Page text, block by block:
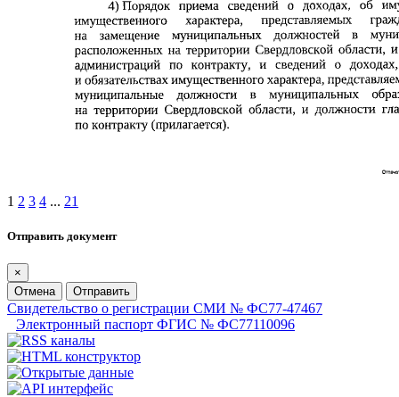
1 2 3 4 ... 21
Отправить документ
×
Отмена
Отправить
Свидетельство о регистрации СМИ № ФС77-47467
Электронный паспорт ФГИС № ФС77110096